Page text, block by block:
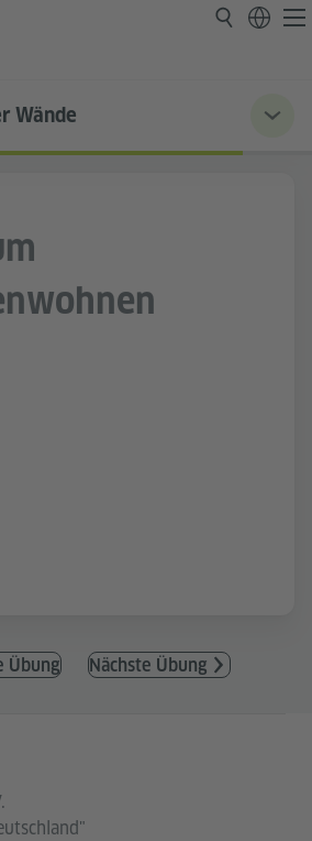
Wände
Übung Nächste Übung